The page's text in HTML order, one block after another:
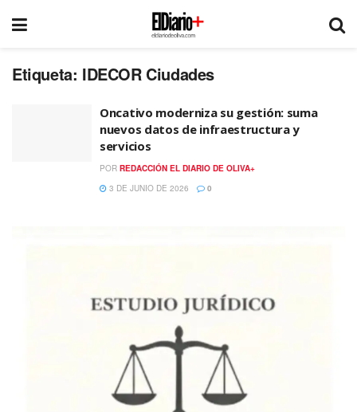
Etiqueta: IDECOR Ciudades
Oncativo moderniza su gestión: suma
nuevos datos de infraestructura y
servicios
POR REDACCIÓN EL DIARIO DE OLIVA+
3 DE JUNIO DE 2026
0